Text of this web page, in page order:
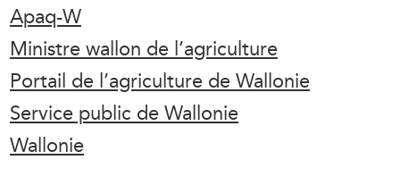
Apaq-W
Ministre wallon de l’agriculture
Portail de l’agriculture de Wallonie
Service public de Wallonie
Wallonie